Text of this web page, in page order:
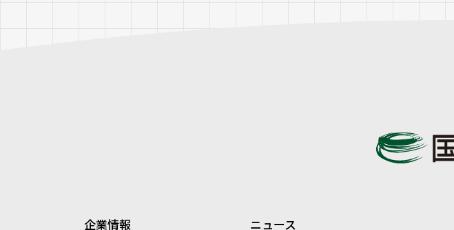
企業情報 ニュース